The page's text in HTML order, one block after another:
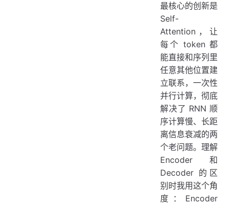
最核心的创新是
Self-
Attention，让
每个 token 都
能直接和序列里
任意其他位置建
立联系，一次性
并行计算，彻底
解决了 RNN 顺
序计算慢、长距
离信息衰减的两
个老问题。理解
Encoder 和
Decoder 的区
别时我用这个角
度：Encoder